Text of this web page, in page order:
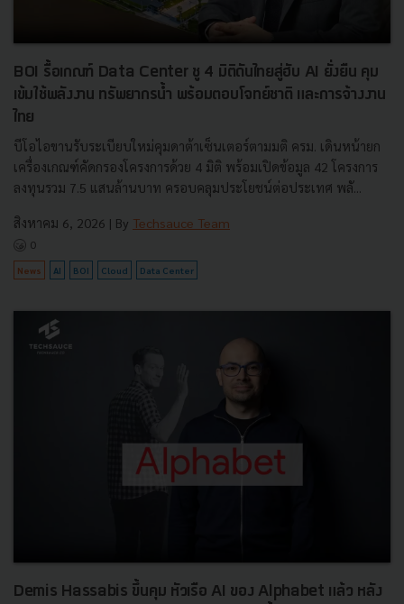
BOI รื้อเกณฑ์ Data Center ชู 4 มิติดันไทยสู่ฮับ AI ยั่งยืน คุม
เข้มใช้พลังงาน ทรัพยากรน้ำ พร้อมตอบโจทย์ชาติ และการจ้างงาน
ไทย
บีโอไอขานรับระเบียบใหม่คุมดาต้าเซ็นเตอร์ตามมติ ครม. เดินหน้ายก
เครื่องเกณฑ์คัดกรองโครงการด้วย 4 มิติ พร้อมเปิดข้อมูล 42 โครงการ
ลงทุนรวม 7.5 แสนล้านบาท ครอบคลุมประโยชน์ต่อประเทศ พลั...
สิงหาคม 6, 2026 | By Techsauce Team
0
News AI BOI Cloud Data Center
Demis Hassabis ขึ้นคุม หัวเรือ AI ของ Alphabet แล้ว หลัง